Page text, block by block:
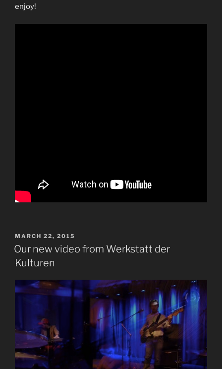
enjoy!
POSTED
ON
MARCH 22, 2015
Our new video from Werkstatt der
Kulturen